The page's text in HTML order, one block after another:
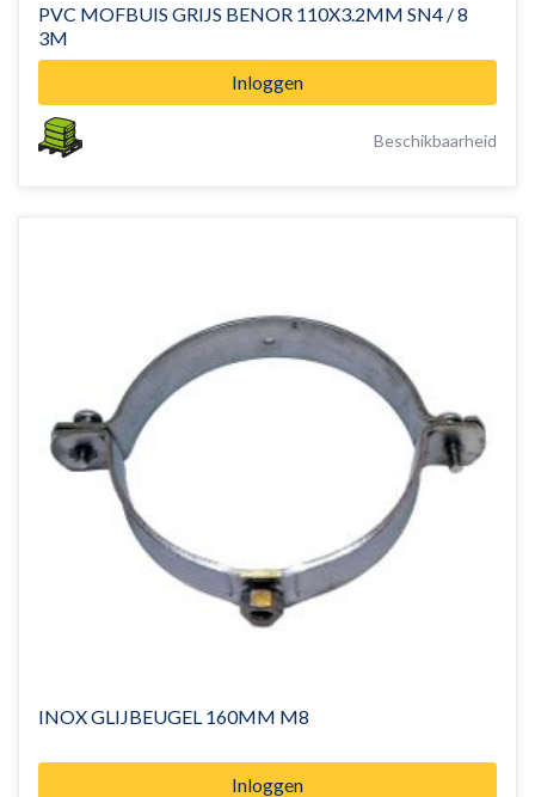
PVC MOFBUIS GRIJS BENOR 110X3.2MM SN4 / 8
3M
Inloggen
Beschikbaarheid
INOX GLIJBEUGEL 160MM M8
Inloggen